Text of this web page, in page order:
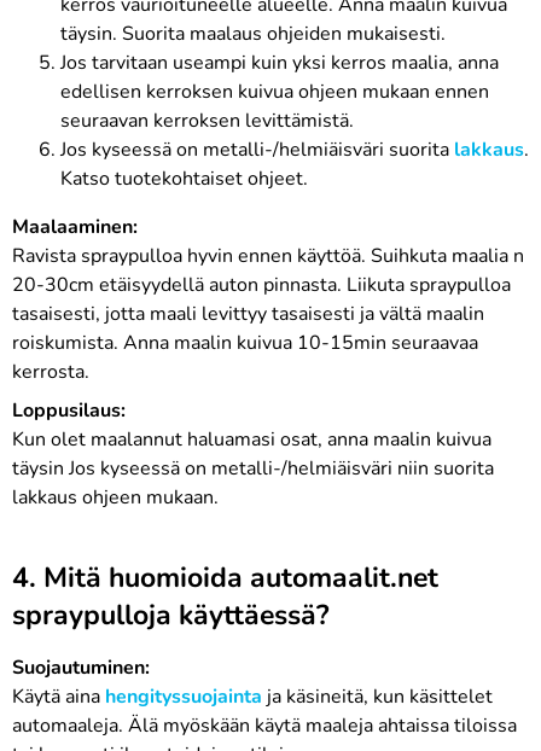
täysin. Suorita maalaus ohjeiden mukaisesti.
Jos tarvitaan useampi kuin yksi kerros maalia, anna
edellisen kerroksen kuivua ohjeen mukaan ennen
seuraavan kerroksen levittämistä.
Jos kyseessä on metalli-/helmiäisväri suorita lakkaus.
Katso tuotekohtaiset ohjeet.
Maalaaminen:
Ravista spraypulloa hyvin ennen käyttöä. Suihkuta maalia n
20-30cm etäisyydellä auton pinnasta. Liikuta spraypulloa
tasaisesti, jotta maali levittyy tasaisesti ja vältä maalin
roiskumista. Anna maalin kuivua 10-15min seuraavaa
kerrosta.
Loppusilaus:
Kun olet maalannut haluamasi osat, anna maalin kuivua
täysin Jos kyseessä on metalli-/helmiäisväri niin suorita
lakkaus ohjeen mukaan.
4. Mitä huomioida automaalit.net
spraypulloja käyttäessä?
Suojautuminen:
Käytä aina hengityssuojainta ja käsineitä, kun käsittelet
automaaleja. Älä myöskään käytä maaleja ahtaissa tiloissa